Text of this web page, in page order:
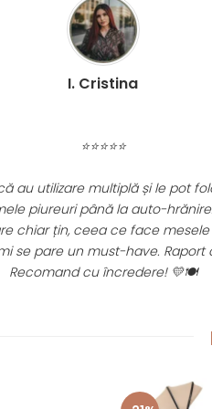
D. Mircea
⭐⭐⭐⭐⭐
caruciorul Appekids Upp.
noi peste tot, incape usor in
Recomand cu